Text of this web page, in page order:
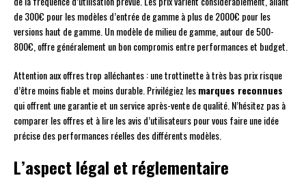
de 300€ pour les modèles d’entrée de gamme à plus de 2000€ pour les
versions haut de gamme. Un modèle de milieu de gamme, autour de 500-
800€, offre généralement un bon compromis entre performances et budget.
Attention aux offres trop alléchantes : une trottinette à très bas prix risque
d’être moins fiable et moins durable. Privilégiez lesmarques reconnues
qui offrent une garantie et un service après-vente de qualité. N’hésitez pas à
comparer les offres et à lire les avis d’utilisateurs pour vous faire une idée
précise des performances réelles des différents modèles.
L’aspect légal et réglementaire